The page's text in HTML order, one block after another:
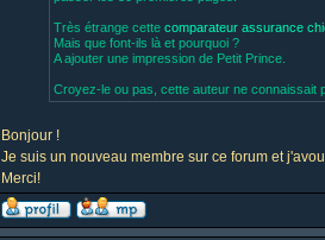
Très étrange cette comparateur assurance
Mais que font-ils là et pourquoi ?
A ajouter une impression de Petit Prince.
Croyez-le ou pas, cette auteur ne connaissait
Bonjour !
Je suis un nouveau membre sur ce forum et
Merci!